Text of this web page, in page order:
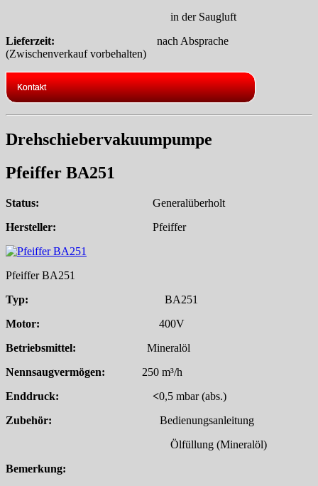
in der Saugluft
Lieferzeit: nach Absprache
(Zwischenverkauf vorbehalten)
Kontakt
Drehschiebervakuumpumpe
Pfeiffer BA251
Status:
Generalüberholt
Hersteller: Pfeiffer
Pfeiffer BA251
Typ: BA251
Motor: 400V
Betriebsmittel: Mineralöl
Nennsaugvermögen:
250 m³/h
Enddruck: <0,5 mbar (abs.)
Zubehör:
Bedienungsanleitung
Ölfüllung (Mineralöl)
Bemerkung: